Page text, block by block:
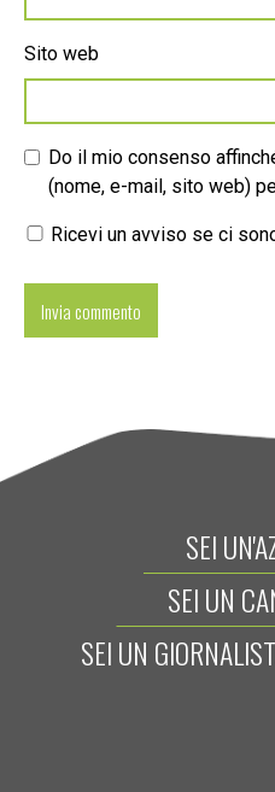
Sito web
Do il mio consenso
(nome, e-mail, sito web)
Ricevi un avviso se ci
SEI
SEI UN
SEI UN